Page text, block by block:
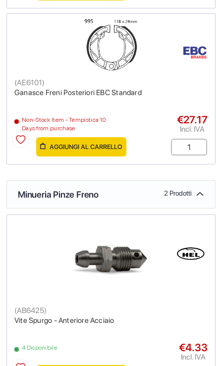
Ganasce Freni Posteriori EBC Standard
(AE6101)
Non-Stock Item - Tempistica 10
Days from purchase
€27.17
Incl. IVA
AGGIUNGI AL CARRELLO
Minueria Pinze Freno 2 Prodotti
Vite Spurgo - Anteriore Acciaio
(AB6425)
4 Disponibile €4.33
Incl. IVA